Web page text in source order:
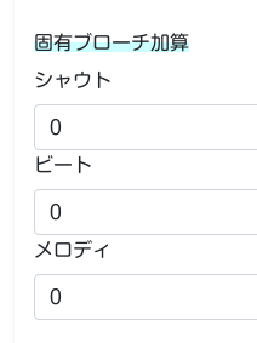
固有ブローチ加算
シャウト
ビート
メロディ